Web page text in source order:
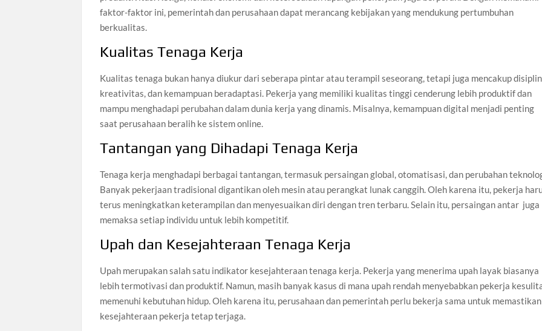
faktor-faktor ini, pemerintah dan perusahaan dapat merancang kebijakan yang mendukung pertumbuhan
berkualitas.
Kualitas Tenaga Kerja
Kualitas tenaga bukan hanya diukur dari seberapa pintar atau terampil seseorang, tetapi juga mencakup
kreativitas, dan kemampuan beradaptasi. Pekerja yang memiliki kualitas tinggi cenderung lebih produktif dan
mampu menghadapi perubahan dalam dunia kerja yang dinamis. Misalnya, kemampuan digital menjadi penting
saat perusahaan beralih ke sistem online.
Tantangan yang Dihadapi Tenaga Kerja
Tenaga kerja menghadapi berbagai tantangan, termasuk persaingan global, otomatisasi, dan perubahan
Banyak pekerjaan tradisional digantikan oleh mesin atau perangkat lunak canggih. Oleh karena itu, pekerja
terus meningkatkan keterampilan dan menyesuaikan diri dengan tren terbaru. Selain itu, persaingan antar juga
memaksa setiap individu untuk lebih kompetitif.
Upah dan Kesejahteraan Tenaga Kerja
Upah merupakan salah satu indikator kesejahteraan tenaga kerja. Pekerja yang menerima upah layak biasanya
lebih termotivasi dan produktif. Namun, masih banyak kasus di mana upah rendah menyebabkan pekerja
memenuhi kebutuhan hidup. Oleh karena itu, perusahaan dan pemerintah perlu bekerja sama untuk memastikan
kesejahteraan pekerja tetap terjaga.